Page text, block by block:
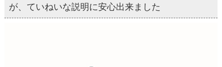
が、ていねいな説明に安心出来ました